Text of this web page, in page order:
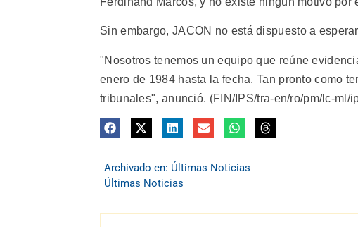
Sin embargo, JACON no está dispuesto a
"Nosotros tenemos un equipo que reúne
enero de 1984 hasta la fecha. Tan pronto como
tribunales", anunció. (FIN/IPS/tra-en/ro/pm/lc-ml/
Archivado en: Últimas Noticias
Últimas Noticias